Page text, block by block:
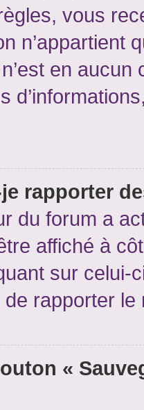
vous
n’appartient
en
rapporter
du forum a
affiché à
sur
rapporter le
«